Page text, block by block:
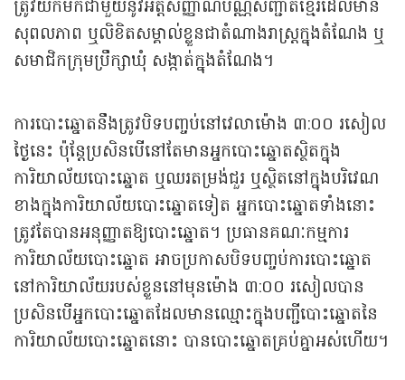
ត្រូវយកមកជាមួយនូវអត្តសញ្ញាណប័ណ្ណសញ្ជាតិខ្មែរដែលមាន
សុពលភាព ឬលិខិតសម្គាល់ខ្លួនជាតំណាងរាស្រ្តក្នុងតំណែង ឬ
សមាជិកក្រុមប្រឹក្សាឃុំ សង្កាត់ក្នុងតំណែង។
ការបោះឆ្នោតនឹងត្រូវបិទបញ្ចប់នៅវេលាម៉ោង ៣:០០ រសៀល
ថ្ងៃនេះ ប៉ុន្តែប្រសិនបើនៅតែមានអ្នកបោះឆ្នោតស្ថិតក្នុង
ការិយាល័យបោះឆ្នោត ឬឈរតម្រង់ជួរ ឬស្ថិតនៅក្នុងបរិវេណ
ខាងក្នុងការិយាល័យបោះឆ្នោតទៀត អ្នកបោះឆ្នោតទាំងនោះ
ត្រូវតែបានអនុញ្ញាតឱ្យបោះឆ្នោត។ ប្រធានគណៈកម្មការ
ការិយាល័យបោះឆ្នោត អាចប្រកាសបិទបញ្ចប់ការបោះឆ្នោត
នៅការិយាល័យរបស់ខ្លួននៅមុនម៉ោង ៣:០០ រសៀលបាន
ប្រសិនបើអ្នកបោះឆ្នោតដែលមានឈ្មោះក្នុងបញ្ជីបោះឆ្នោតនៃ
ការិយាល័យបោះឆ្នោតនោះ បានបោះឆ្នោតគ្រប់គ្នាអស់ហើយ។